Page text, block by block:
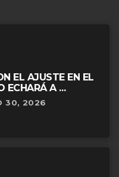
EL AJUSTE EN EL
ECHARÁ A ...
30, 2026